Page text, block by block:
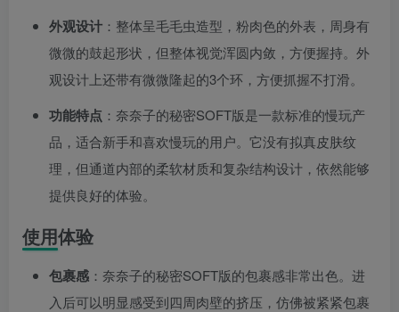
外观设计 ：整体呈毛毛虫造型，粉肉色的外表，周身有
微微的鼓起形状，但整体视觉浑圆内敛，方便握持。外
观设计上还带有微微隆起的3个环，方便抓握不打滑。
功能特点 ：奈奈子的秘密SOFT版是一款标准的慢玩产
品，适合新手和喜欢慢玩的用户。它没有拟真皮肤纹
理，但通道内部的柔软材质和复杂结构设计，依然能够
提供良好的体验。
使用体验
包裹感 ：奈奈子的秘密SOFT版的包裹感非常出色。进
入后可以明显感受到四周肉壁的挤压，仿佛被紧紧包裹